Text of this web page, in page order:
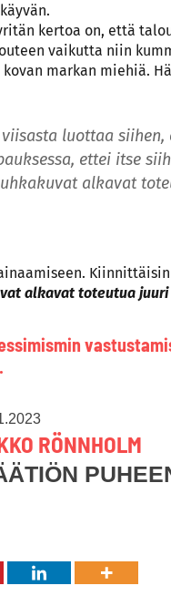
kertoa on, että
vaikutta niin
markan miehiä.
viisasta luottaa siihen,
ettei itse
alkavat
alkavat toteutua
RÖNNHOLM